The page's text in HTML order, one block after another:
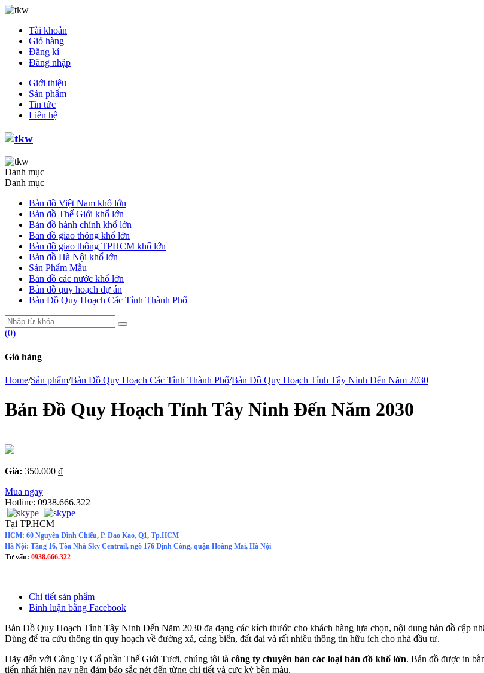
Tài khoản
Giỏ hàng
Đăng kí
Đăng nhập
Giới thiệu
Sản phẩm
Tin tức
Liên hệ
Danh mục
Danh mục
Bản đồ Việt Nam khổ lớn
Bản đồ Thế Giới khổ lớn
Bản đồ hành chính khổ lớn
Bản đồ giao thông khổ lớn
Bản đồ giao thông TPHCM khổ lớn
Bản đồ Hà Nội khổ lớn
Sản Phẩm Mẫu
Bản đồ các nước khổ lớn
Bản đồ quy hoạch dự án
Bản Đồ Quy Hoạch Các Tỉnh Thành Phố
(0)
Giỏ hàng
Home/Sản phẩm/Bản Đồ Quy Hoạch Các Tỉnh Thành Phố/Bản Đồ Quy Hoạch Tỉnh Tây Ninh Đến Năm 2030
Bản Đồ Quy Hoạch Tỉnh Tây Ninh Đến Năm 2030
Giá: 350.000 ₫
Mua ngay
Hotline: 0938.666.322
Tại TP.HCM
HCM: 60 Nguyễn Đình Chiểu, P. Đao Kao, Q1, Tp.HCM
Hà Nội: Tầng 16, Tòa Nhà Sky Centrail, ngõ 176 Định Công, quận Hoàng Mai, Hà Nội
Tư vấn: 0938.666.322
Chi tiết sản phẩm
Bình luận bằng Facebook
Bản Đồ Quy Hoạch Tỉnh Tây Ninh Đến Năm 2030 đa dạng các kích thước cho khách hàng lựa chọn, nội dung bản đồ cập
Dùng để tra cứu thông tin quy hoạch về đường xá, cảng biển, đất đai và rất nhiều thông tin hữu ích cho nhà đầu tư.
Hãy đến với Công Ty Cổ phần Thế Giới Tươi, chúng tôi là công ty chuyên bán các loại bản đồ khổ lớn. Bản đồ được in
tiến nhất hiện nay nên đảm bảo sắc nét đến từng chi tiết và cực kỳ bền màu.